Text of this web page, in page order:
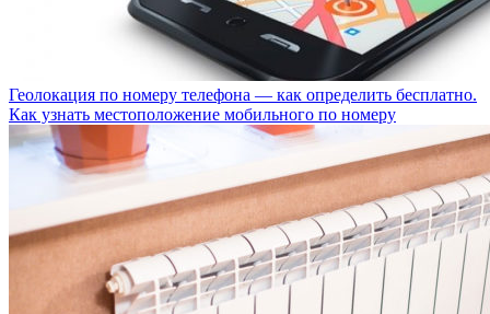
Геолокация по номеру телефона — как определить бесплатно.
Как узнать местоположение мобильного по номеру